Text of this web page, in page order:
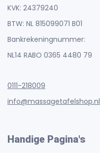
KVK: 24379240
BTW: NL 815099071 B01
Bankrekeningnummer:
NL14 RABO 0365 4480 79
0111-218009
info@massagetafelshop.nl
Handige Pagina's